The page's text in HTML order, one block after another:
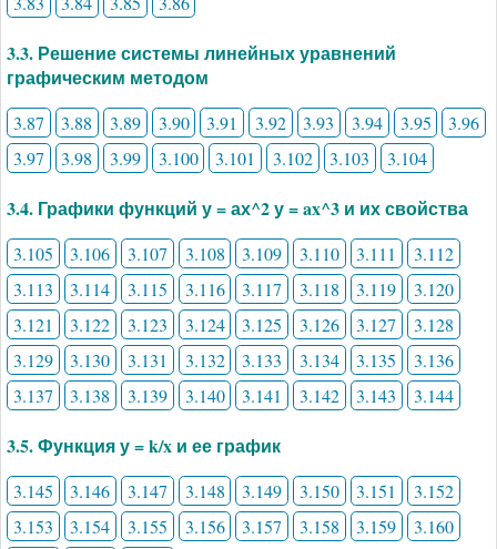
3.3. Решение системы линейных уравнений
графическим методом
3.87 3.88 3.89 3.90 3.91 3.92 3.93 3.94 3.95
3.96
3.97
3.98 3.99 3.100 3.101 3.102 3.103 3.104
3.4. Графики функций у = ах^2 у = ax^3 и их свойства
3.105 3.106 3.107 3.108 3.109 3.110 3.111
3.112
3.113
3.114 3.115 3.116 3.117 3.118 3.119
3.120
3.121
3.122 3.123 3.124 3.125 3.126 3.127
3.128
3.129
3.130 3.131 3.132 3.133 3.134 3.135
3.136
3.137
3.138 3.139 3.140 3.141 3.142 3.143 3.144
3.5. Функция у = k/x и ее график
3.145 3.146 3.147 3.148 3.149 3.150 3.151
3.152
3.153
3.154 3.155 3.156 3.157 3.158 3.159
3.160